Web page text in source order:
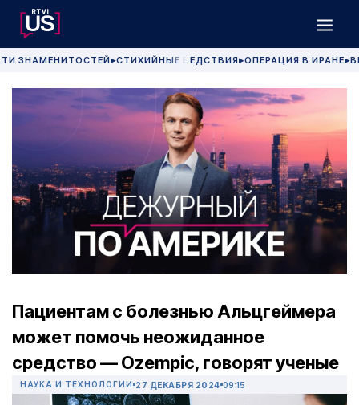
ЗНАМЕНИТОСТЕЙ▶СТИХИЙНЫЕ БЕДСТВИЯ▶ОПЕРАЦИЯ В ИРАНЕ▶
Пациентам с болезнью Альцгеймера
может помочь неожиданное
средство — Ozempic, говорят ученые
НАУКА И ТЕХНОЛОГИИ 27 ДЕКАБРЯ 2024 09:15